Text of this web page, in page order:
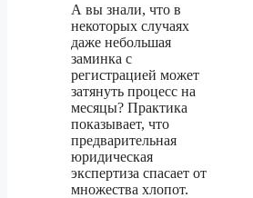
А вы знали, что в
некоторых случаях
даже небольшая
заминка с
регистрацией может
затянуть процесс на
месяцы? Практика
показывает, что
предварительная
юридическая
экспертиза спасает от
множества хлопот.